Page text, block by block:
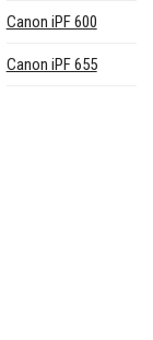
Canon iPF 600
Canon iPF 655